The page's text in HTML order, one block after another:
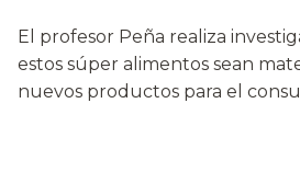
El profesor Peña realiza
estos súper alimentos sean
nuevos productos para el